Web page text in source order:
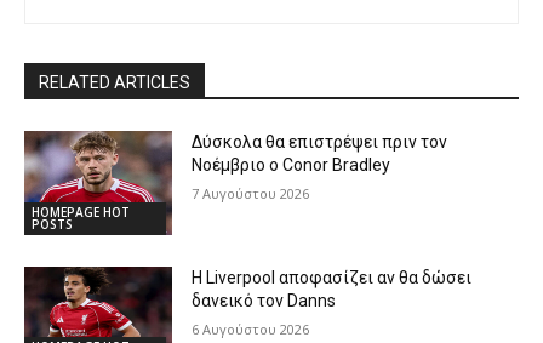
RELATED ARTICLES
HOMEPAGE HOT
POSTS
Δύσκολα θα επιστρέψει πριν τον
Νοέμβριο ο Conor Bradley
7 Αυγούστου 2026
Η Liverpool αποφασίζει αν θα δώσει
δανεικό τον Danns
6 Αυγούστου 2026